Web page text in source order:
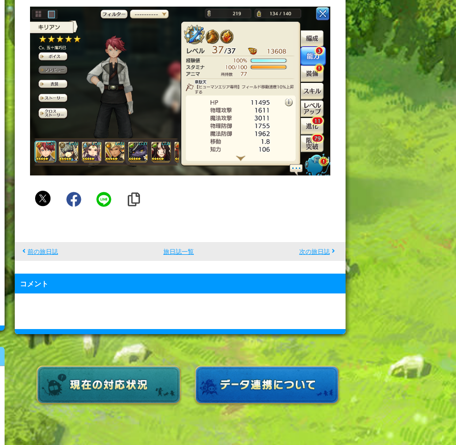
赤
前の旅日誌 旅日誌一覧 次の旅日誌
コメント